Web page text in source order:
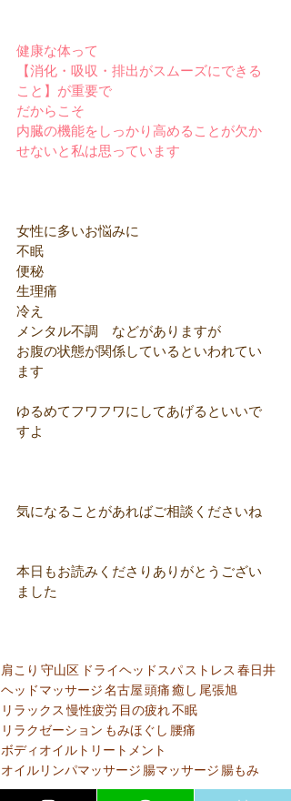
健康な体って
【消化・吸収・排出がスムーズにできる
こと】が重要で
だからこそ
内臓の機能をしっかり高めることが欠か
せないと私は思っています
女性に多いお悩みに
不眠
便秘
生理痛
冷え
メンタル不調　などがありますが
お腹の状態が関係しているといわれてい
ます
ゆるめてフワフワにしてあげるといいで
すよ
気になることがあればご相談くださいね
本日もお読みくださりありがとうござい
ました
肩こり 守山区 ドライヘッドスパストレス 春日井
ヘッドマッサージ名古屋頭痛癒し 尾張旭
リラックス 慢性疲労 目の疲れ不眠
リラクゼーション もみほぐし 腰痛
ボディオイルトリートメント
オイルリンパマッサージ腸マッサージ腸もみ